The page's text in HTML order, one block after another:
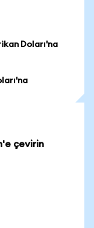
Doları'na
çevirin